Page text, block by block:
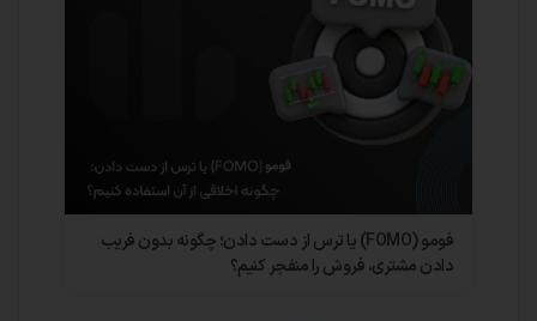
فومو (FOMO) یا ترس از دست دادن؛ چگونه بدون فریب
دادن مشتری، فروش را منفجر کنیم؟